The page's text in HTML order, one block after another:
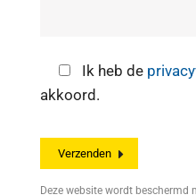
Ik heb de
akkoord.
Deze website wordt beschermd